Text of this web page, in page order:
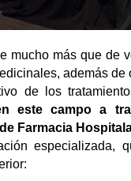
mucho más que de
además
de los
este campo a
Farmacia
especializada,